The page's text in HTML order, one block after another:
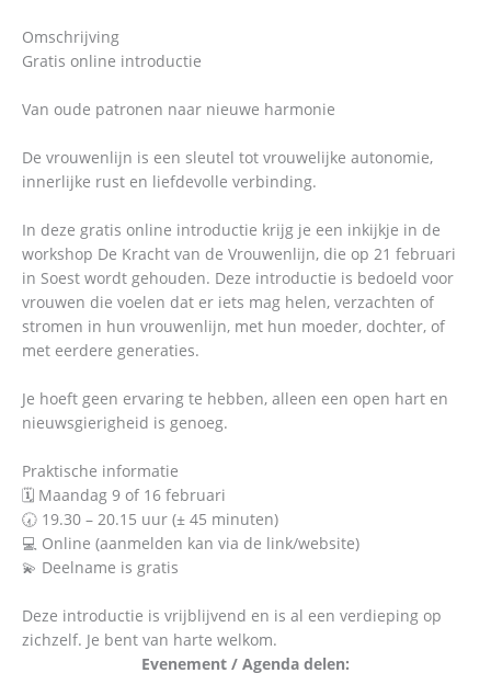
Omschrijving
Gratis online introductie
Van oude patronen naar nieuwe harmonie
De vrouwenlijn is een sleutel tot vrouwelijke autonomie,
innerlijke rust en liefdevolle verbinding.
In deze gratis online introductie krijg je een inkijkje in de
workshop De Kracht van de Vrouwenlijn, die op 21 februari
in Soest wordt gehouden. Deze introductie is bedoeld voor
vrouwen die voelen dat er iets mag helen, verzachten of
stromen in hun vrouwenlijn, met hun moeder, dochter, of
met eerdere generaties.
Je hoeft geen ervaring te hebben, alleen een open hart en
nieuwsgierigheid is genoeg.
Praktische informatie
🗓 Maandag 9 of 16 februari
🕢 19.30 – 20.15 uur (± 45 minuten)
💻 Online (aanmelden kan via de link/website)
💫 Deelname is gratis
Deze introductie is vrijblijvend en is al een verdieping op
zichzelf. Je bent van harte welkom.
Evenement / Agenda delen: